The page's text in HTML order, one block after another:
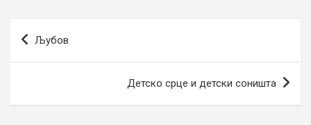
Навигација
на
Љубов
Детско срце и детски соништа